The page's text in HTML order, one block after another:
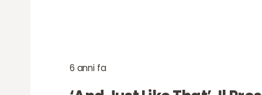
6 anni fa